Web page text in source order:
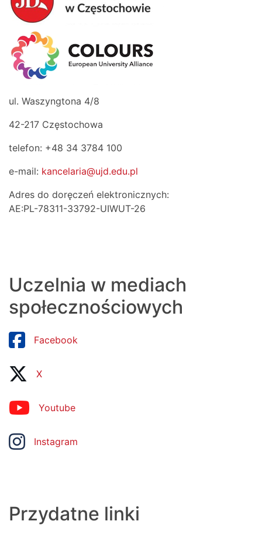
ul. Waszyngtona 4/8
42-217 Częstochowa
telefon: +48 34 3784 100
e-mail: kancelaria@ujd.edu.pl
Adres do doręczeń elektronicznych:
AE:PL-78311-33792-UIWUT-26
Uczelnia w mediach
społecznościowych
Facebook
X
Youtube
Instagram
Przydatne linki